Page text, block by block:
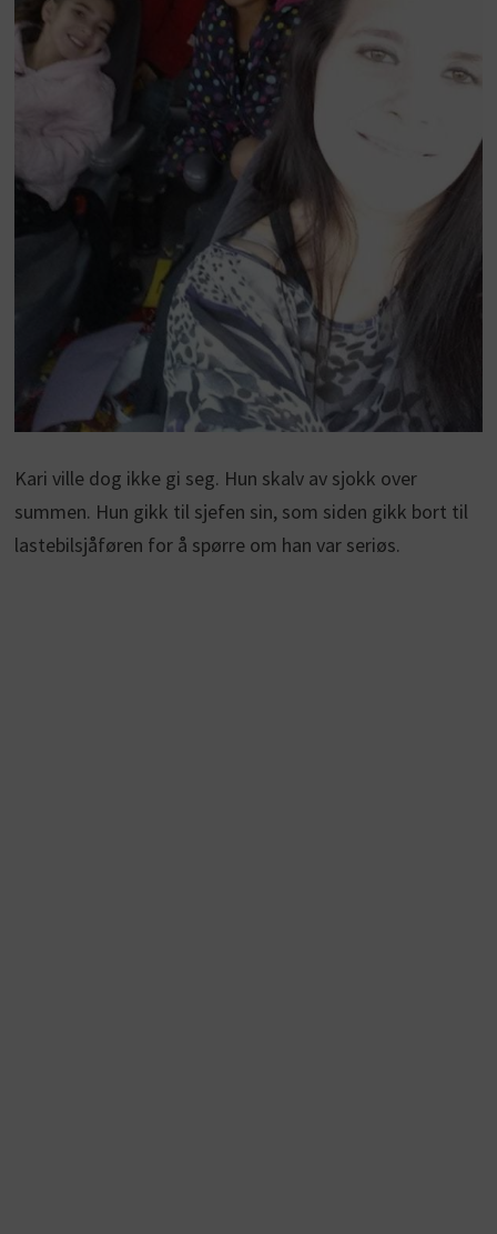
Kari ville dog ikke gi seg. Hun skalv av sjokk over
summen. Hun gikk til sjefen sin, som siden gikk bort til
lastebilsjåføren for å spørre om han var seriøs.